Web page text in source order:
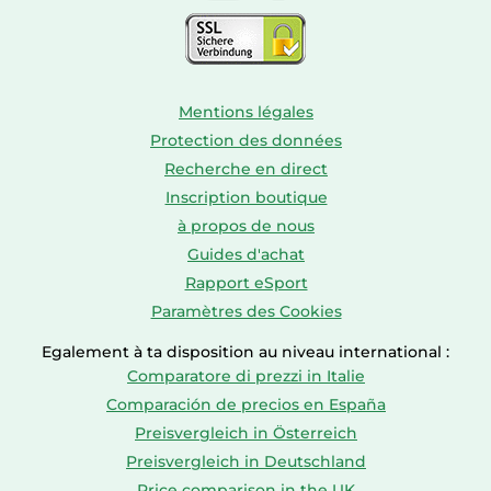
Mentions légales
Protection des données
Recherche en direct
Inscription boutique
à propos de nous
Guides d'achat
Rapport eSport
Paramètres des Cookies
Egalement à ta disposition au niveau international :
Comparatore di prezzi in Italie
Comparación de precios en España
Preisvergleich in Österreich
Preisvergleich in Deutschland